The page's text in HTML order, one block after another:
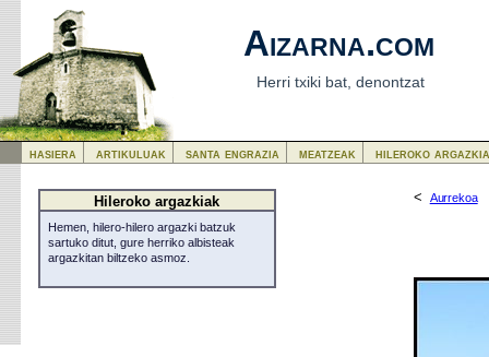
Aizarna.com
Herri txiki bat, denontzat
< Aurrekoa
Hileroko argazkiak
Hemen, hilero-hilero argazki batzuk
sartuko ditut, gure herriko albisteak
argazkitan biltzeko asmoz.
hasiera artikuluak santa engrazia meatzeak hileroko